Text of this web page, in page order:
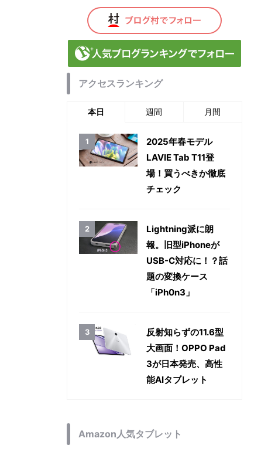
アクセスランキング
本日 週間 月間
2025年春モデル
LAVIE Tab T11登
場！買うべきか徹底
チェック
Lightning派に朗
報。旧型iPhoneが
USB-C対応に！？話
題の変換ケース
「iPh0n3」
反射知らずの11.6型
大画面！OPPO Pad
3が日本発売、高性
能AIタブレット
Amazon人気タブレット